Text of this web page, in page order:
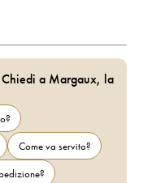
Chiedi a Margaux, la
Come va servito?